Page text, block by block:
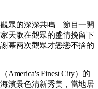
眾的深深共鳴，節目一開
天歌在觀眾的盛情挽留下
幕兩次觀眾才戀戀不捨的
America's Finest City）的
濱景色清新秀美，當地居